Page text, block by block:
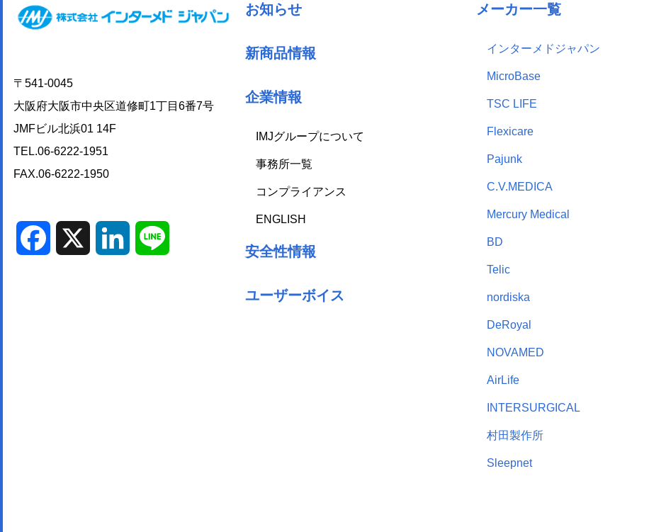
〒541-0045
大阪府大阪市中央区道修町1丁目6番7号
JMFビル北浜01 14F
TEL.06-6222-1951
FAX.06-6222-1950
Facebook LinkedIn
お知らせ
新商品情報
企業情報
IMJグループについて
事務所一覧
コンプライアンス
ENGLISH
安全性情報
ユーザーボイス
メーカー一覧
インターメドジャパン
MicroBase
TSC LIFE
Flexicare
Pajunk
C.V.MEDICA
Mercury Medical
BD
Telic
nordiska
DeRoyal
NOVAMED
AirLife
INTERSURGICAL
村田製作所
Sleepnet